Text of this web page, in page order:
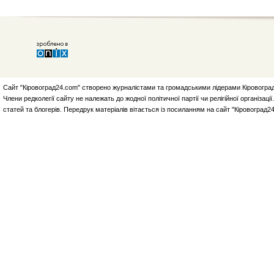
Сайт "Кіровоград24.com" створено журналістами та громадськими лідерами
Члени редколегії сайту не належать до жодної політичної партії чи релігійної
статей та блогерів. Передрук матеріалів вітається із посиланням на сайт